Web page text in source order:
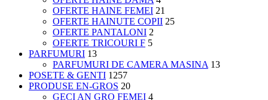
OFERTE HAINE FEMEI 21
OFERTE HAINUTE COPII 25
OFERTE PANTALONI 2
OFERTE TRICOURI F 5
PARFUMURI 13
PARFUMURI DE CAMERA MASINA 13
POSETE & GENTI 1257
PRODUSE EN-GROS 20
GECI AN GRO FEMEI 4